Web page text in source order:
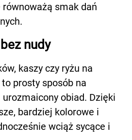
smak dań
nudy
kaszy czy ryżu na
prosty sposób na
obiad. Dzięki
bardziej kolorowe i
wciąż sycące i